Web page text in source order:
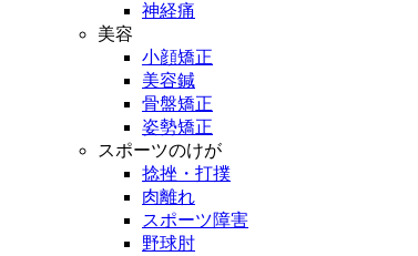
神経痛
美容
小顔矯正
美容鍼
骨盤矯正
姿勢矯正
スポーツのけが
捻挫・打撲
肉離れ
スポーツ障害
野球肘